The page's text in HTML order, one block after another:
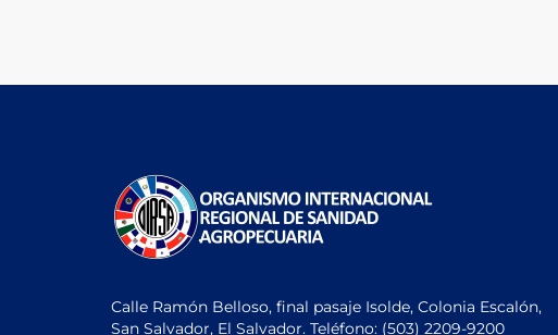
Calle Ramón Belloso, final pasaje Isolde, Colonia Escalón,
San Salvador, El Salvador. Teléfono: (503) 2209-9200